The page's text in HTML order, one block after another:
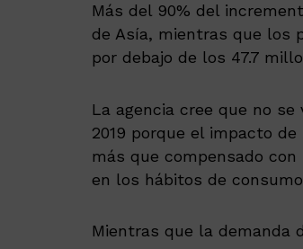
Más del 90% del
de Asía, mientras que los
por debajo de los 47.7
La agencia cree que no
2019 porque el impacto
más que compensado
en los hábitos de
Mientras que la demanda